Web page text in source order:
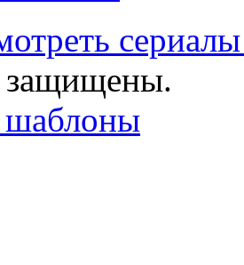
защищены.
шаблоны